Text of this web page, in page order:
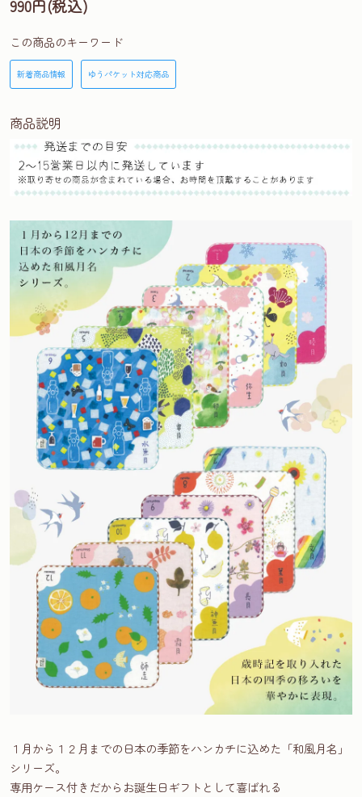
990円(税込)
この商品のキーワード
新着商品情報 ゆうパケット対応商品
商品説明
１月から１２月までの日本の季節をハンカチに込めた「和風月名」
シリーズ。
専用ケース付きだからお誕生日ギフトとして喜ばれる